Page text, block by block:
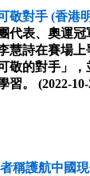
敬對手 (香港
代表、奧運
慧詩在賽場
敬的對手」
習。
(2022-
稱護航中國